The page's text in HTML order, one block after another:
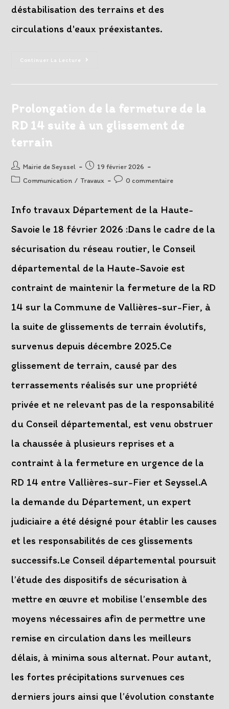
déstabilisation des terrains et des
circulations d'eaux préexistantes.
Continuer La Lecture
Point
Mars
Prolongation de la fermeture de la
RD 14 suite à un glissement de
terrain
Auteur/autrice
de
Mairie de Seyssel
Post
published:
19 février 2026
PostCommunication / Travaux
Post0 commentaire
Info travaux Département de la Haute-
Savoie le 18 février 2026 :Dans le cadre de la
sécurisation du réseau routier, le Conseil
départemental de la Haute-Savoie est
contraint de maintenir la fermeture de la RD
14 sur la Commune de Vallières-sur-Fier, à
la suite de glissements de terrain évolutifs,
survenus depuis décembre 2025.Ce
glissement de terrain, causé par des
terrassements réalisés sur une propriété
privée et ne relevant pas de la responsabilité
du Conseil départemental, est venu obstruer
la chaussée à plusieurs reprises et a
contraint à la fermeture en urgence de la
RD 14 entre Vallières-sur-Fier et Seyssel.A
la demande du Département, un expert
judiciaire a été désigné pour établir les causes
et les responsabilités de ces glissements
successifs.Le Conseil départemental poursuit
l’étude des dispositifs de sécurisation à
mettre en œuvre et mobilise l’ensemble des
moyens nécessaires afin de permettre une
remise en circulation dans les meilleurs
délais, à minima sous alternat. Pour autant,
les fortes précipitations survenues ces
derniers jours ainsi que l’évolution constante